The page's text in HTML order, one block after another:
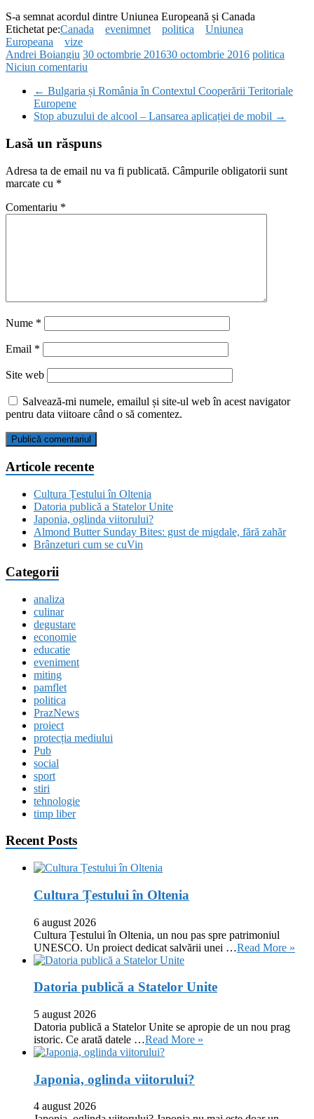
S-a semnat acordul dintre Uniunea Europeană și Canada
Etichetat pe:Canada evenimnet politica
Uniunea
Europeana
vize
Andrei Boiangiu 30 octombrie 201630 octombrie 2016 politica
Niciun comentariu
← Bulgaria și România în Contextul Cooperării Teritoriale
Europene
Stop abuzului de alcool – Lansarea aplicației de mobil →
Lasă un răspuns
Adresa ta de email nu va fi publicată. Câmpurile obligatorii sunt
marcate cu *
Comentariu *
Nume *
Email *
Site web
Salvează-mi numele, emailul și site-ul web în acest navigator
pentru data viitoare când o să comentez.
Articole recente
Cultura Țestului în Oltenia
Datoria publică a Statelor Unite
Japonia, oglinda viitorului?
Almond Butter Sunday Bites: gust de migdale, fără zahăr
Brânzeturi cum se cuVin
Categorii
analiza
culinar
degustare
economie
educatie
eveniment
miting
pamflet
politica
PrazNews
proiect
protecția mediului
Pub
social
sport
stiri
tehnologie
timp liber
Recent Posts
Cultura Țestului în Oltenia
6 august 2026
Cultura Țestului în Oltenia, un nou pas spre patrimoniul
UNESCO. Un proiect dedicat salvării unei …Read More »
Datoria publică a Statelor Unite
5 august 2026
Datoria publică a Statelor Unite se apropie de un nou prag
istoric. Ce arată datele …Read More »
Japonia, oglinda viitorului?
4 august 2026